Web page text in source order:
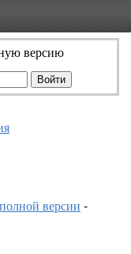
версию
версии -